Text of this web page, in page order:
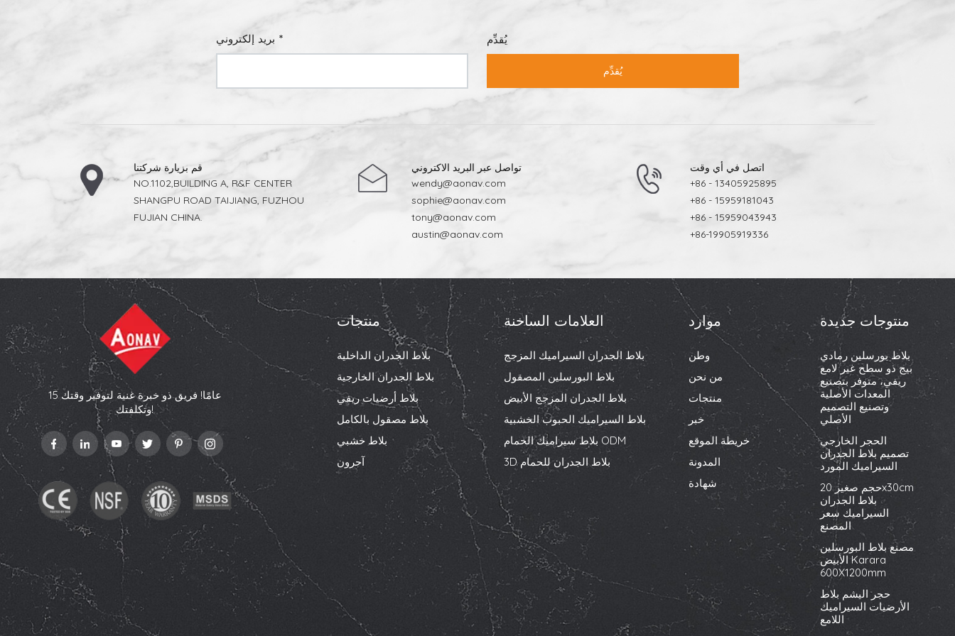
بريد إلكتروني * يُقدِّم
يُقدِّم
قم بزيارة شركتنا
NO.1102,BUILDING A, R&F CENTER
SHANGPU ROAD TAIJIANG, FUZHOU
FUJIAN CHINA.
تواصل عبر البريد الاكتروني
wendy@aonav.com
sophie@aonav.com
tony@aonav.com
austin@aonav.com
اتصل في أي وقت
+86 - 13405925895
+86 - 15959181043
+86 - 15959043943
+86-19905919336
15 عامًا! فريق ذو خبرة غنية لتوفير وقتك
وتكلفتك!
منتجات
بلاط الجدران الداخلية
بلاط الجدران الخارجية
بلاط أرضيات ريفي
بلاط مصقول بالكامل
بلاط خشبي
آحرون
العلامات الساخنة
بلاط الجدران السيراميك المزجج
بلاط البورسلين المصقول
بلاط الجدران المزجج الأبيض
بلاط السيراميك الحبوب الخشبية
بلاط سيراميك الحمام ODM
3D بلاط الجدران للحمام
موارد
وطن
من نحن
منتجات
خبر
خريطة الموقع
المدونة
شهادة
منتوجات جديدة
بلاط بورسلين رمادي
بيج ذو سطح غير لامع
ريفي، متوفر بتصنيع
المعدات الأصلية
وتصنيع التصميم
الأصلي
الحجر الخارجي
تصميم بلاط الجدران
السيراميك المورد
حجم صغير 20x30cm
بلاط الجدران
السيراميك سعر
المصنع
مصنع بلاط البورسلين
الأبيض Karara
600X1200mm
حجر اليشم بلاط
الأرضيات السيراميك
اللامع